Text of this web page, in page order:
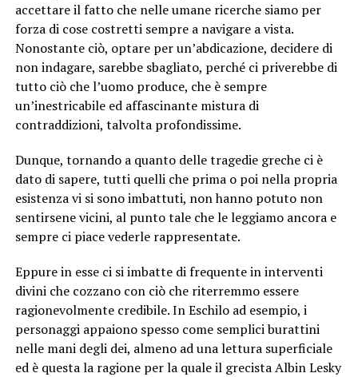
accettare il fatto che nelle umane ricerche siamo per
forza di cose costretti sempre a navigare a vista.
Nonostante ciò, optare per un’abdicazione, decidere di
non indagare, sarebbe sbagliato, perché ci priverebbe di
tutto ciò che l’uomo produce, che è sempre
un’inestricabile ed affascinante mistura di
contraddizioni, talvolta profondissime.
Dunque, tornando a quanto delle tragedie greche ci è
dato di sapere, tutti quelli che prima o poi nella propria
esistenza vi si sono imbattuti, non hanno potuto non
sentirsene vicini, al punto tale che le leggiamo ancora e
sempre ci piace vederle rappresentate.
Eppure in esse ci si imbatte di frequente in interventi
divini che cozzano con ciò che riterremmo essere
ragionevolmente credibile. In Eschilo ad esempio, i
personaggi appaiono spesso come semplici burattini
nelle mani degli dei, almeno ad una lettura superficiale
ed è questa la ragione per la quale il grecista Albin Lesky